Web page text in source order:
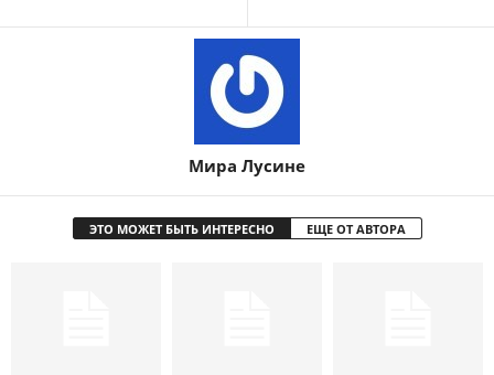
Мира Лусине
ЭТО МОЖЕТ БЫТЬ ИНТЕРЕСНО ЕЩЕ ОТ АВТОРА